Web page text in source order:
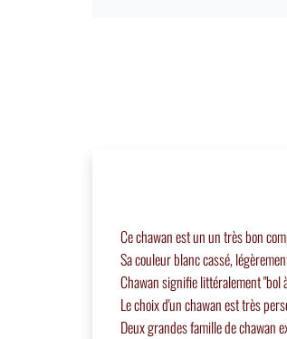
Ce chawan est un un très bon
Sa couleur blanc cassé,
Chawan signifie littéralement
Le choix d'un chawan est très
Deux grandes famille de chawan